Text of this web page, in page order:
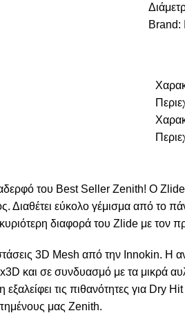
Brand:
του Best Seller Zenith! Ο
Διαθέτει εύκολο γέμισμα από
διαφορά του Zlide με τον
3D Mesh από την Innokin. Η
και σε συνδυασμό με τα μικρά
τις πιθανότητες για Dry
μας Zenith.